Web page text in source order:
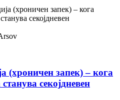
(хроничен запек) – кога
секојдневен